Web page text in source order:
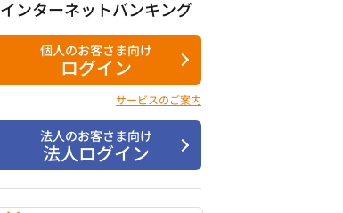
インターネットバンキング
個人のお客さま向け
ログイン
サービスのご案内
法人のお客さま向け
法人ログイン